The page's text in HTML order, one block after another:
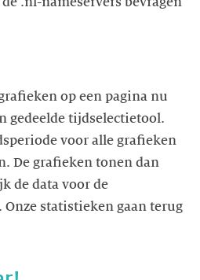
op een pagina nu
gedeelde tijdselectietool.
voor alle grafieken
De grafieken tonen dan
de data voor de
Onze statistieken gaan terug